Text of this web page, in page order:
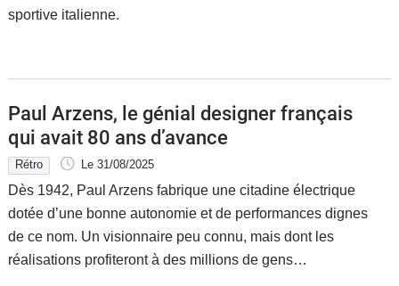
Services
Forum
Moto
Marques
sportive italienne.
Paul Arzens, le génial designer français
qui avait 80 ans d’avance
Rétro Le 31/08/2025
Dès 1942, Paul Arzens fabrique une citadine électrique
dotée d’une bonne autonomie et de performances dignes
de ce nom. Un visionnaire peu connu, mais dont les
réalisations profiteront à des millions de gens…